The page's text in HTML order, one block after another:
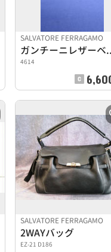
SALVATORE FERRAGAMO
ガンチ
4614
SALVATORE FERRAGAMO
2WAYバッグ
EZ-21 D186